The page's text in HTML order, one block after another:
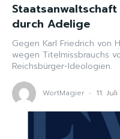
durch Adelige
Gegen Karl Friedrich von
wegen Titelmissbrauchs
Reichsbürger-Ideologien.
WortMagier - 11.